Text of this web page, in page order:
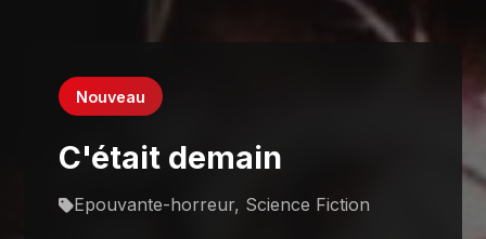
Nouveau
C'était demain
Epouvante-horreur, Science Fiction